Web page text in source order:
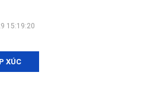
XÚC
15:19:20